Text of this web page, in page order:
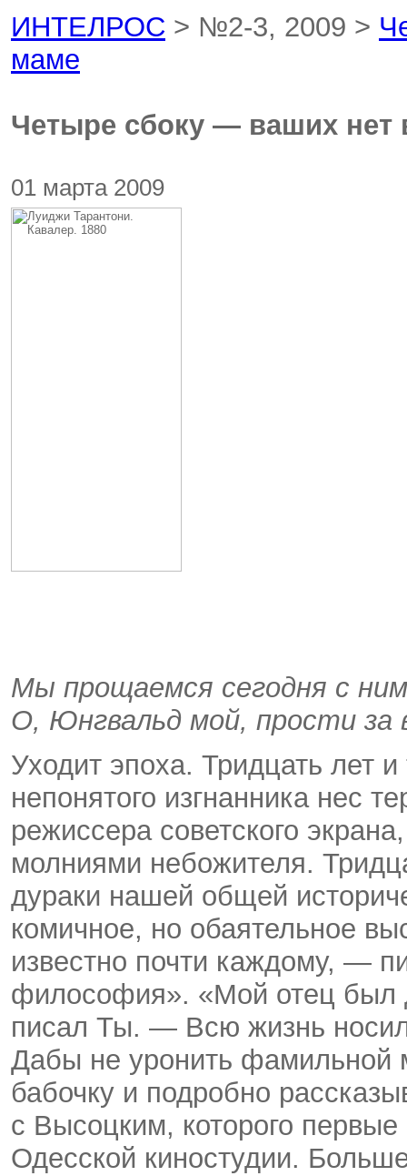
ИНТЕЛРОС > №2-3, 2009 >
маме
Четыре сбоку — ваших нет
01 марта 2009
Мы прощаемся сегодня с
О, Юнгвальд мой, прости за
Уходит эпоха. Тридцать лет
непонятого изгнанника нес
режиссера советского
молниями небожителя.
дураки нашей общей
комичное, но обаятельное
известно почти каждому, —
философия». «Мой отец был
писал Ты. — Всю жизнь
Дабы не уронить фамильной
бабочку и подробно
с Высоцким, которого
Одесской киностудии.